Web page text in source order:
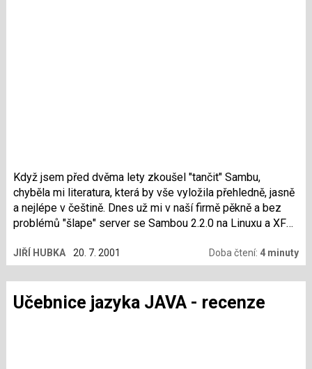
Když jsem před dvěma lety zkoušel "tančit" Sambu,
chyběla mi literatura, která by vše vyložila přehledně, jasně
a nejlépe v češtině. Dnes už mi v naší firmě pěkně a bez
problémů "šlape" server se Sambou 2.2.0 na Linuxu a XFS.
článků (také seriálu Samba tanec s okny), i přesto však
nastavování, hledání chyb a ladění výkonu nebylo někdy
jednoduché. Pro ty z vás, kteří jsou na tom stejně jako jsem
byl já před dvěma lety, ale i pro zkušené správce, je tu
dnes kniha o Sambě. Jak se mi líbila nebo nelíbila si
JIŘÍ HUBKA 20. 7. 2001 Doba čtení: 4 minuty
Učebnice jazyka JAVA - recenze